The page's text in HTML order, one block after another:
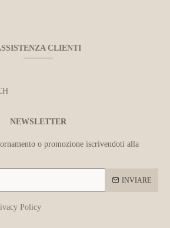
CLIENTI
NEWSLETTER
o promozione iscrivendoti alla
INVIARE
Policy